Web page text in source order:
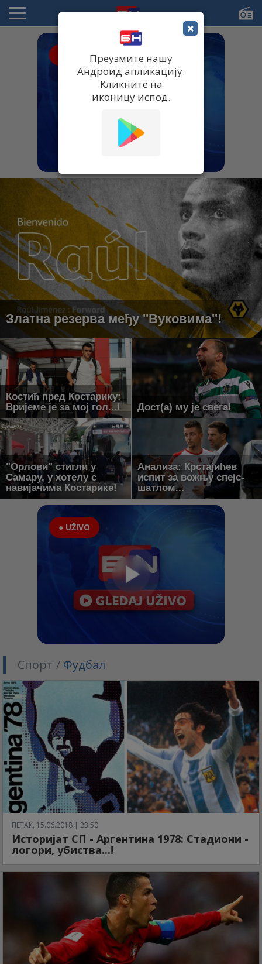
Златна резерва међу ''Вуковима''!
Костић пред Костарику:
Вријеме је за мој гол...!
Дост(а) му је свега!
"Орлови" стигли у
Самару, у хотелу с
навијачима Костарике!
Анализа: Крстајићев
испит за вожњу спејс-
шатлом...
● UŽIVO
Спорт / Фудбал
ПЕТАК, 15.06.2018 | 23:50
Историјат СП - Аргентина 1978: Стадиони -
логори, убиства...!
×
Преузмите нашу
Андроид апликацију.
Кликните на
иконицу испод.